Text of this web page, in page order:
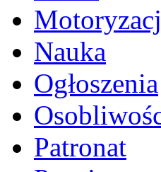
Nauka
Ogłoszenia
Patronat